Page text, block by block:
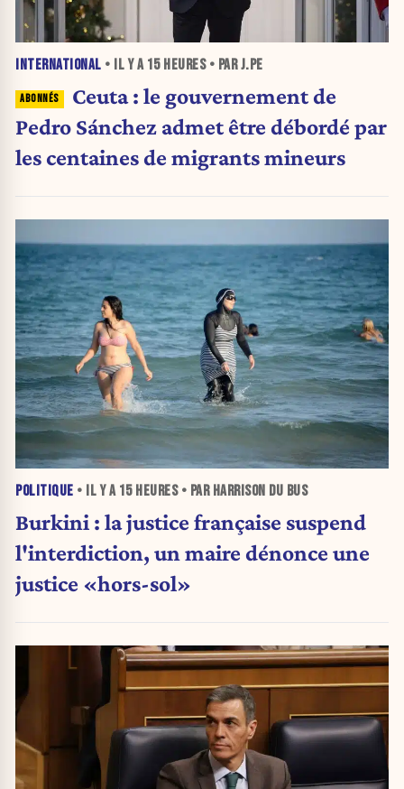
INTERNATIONAL • IL Y A 15 HEURES• PAR J.PE
Ceuta : le gouvernement de
Pedro Sánchez admet être débordé par
les centaines de migrants mineurs
POLITIQUE • IL Y A 15 HEURES• PAR HARRISON DU BUS
Burkini : la justice française suspend
l'interdiction, un maire dénonce une
justice «hors-sol»